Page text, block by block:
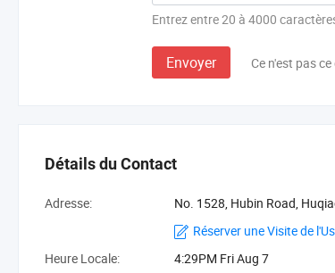
Entrez entre 20 à 4000
Envoyer Ce n'est pas
Détails du Contact
Adresse:
No. 1528, Hubin Road,
Réserver une Visite de
Heure Locale:
4:29PM Fri Aug 7